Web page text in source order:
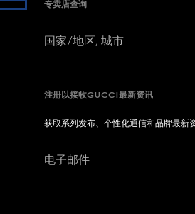
专卖店查询
国家/地区, 城市
注册以接收GUCCI最新资讯
获取系列发布、个性化通信和品牌最新
电子邮件